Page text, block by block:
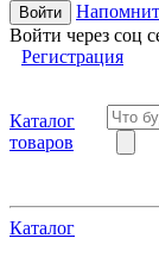
Войти через соц
Регистрация
Каталог
товаров
Каталог